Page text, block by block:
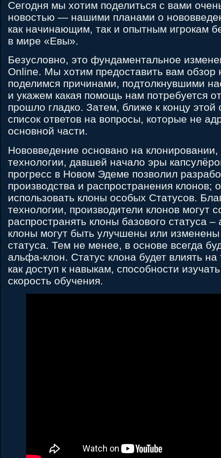
Сегодня мы хотим поделиться с вами
новостью — нашими планами о
как начинающим, так и опытным игрокам
в мире «Евы».
Безусловно, это фундаментальное
Online. Мы хотим предоставить вам обзор
поделимся причинами, подтолкнувшими
и укажем какая помощь нам потребуется
прошло гладко. Затем, ближе к концу этой
список ответов на вопросы, которые не
основной части.
Нововведение основано на
технологии, давшей начало эры
прогресс в Новом Эдеме позволил
производства и распространения клонов;
использовать клоны особых Статусов.
технологии, производители клонов могут
распространять клоны базового статуса
клоны могут быть улучшены или
статуса. Тем не менее, в основе всегда
альфа-клон. Статус клона будет влиять
как доступ к навыкам, способности
скорость обучения.